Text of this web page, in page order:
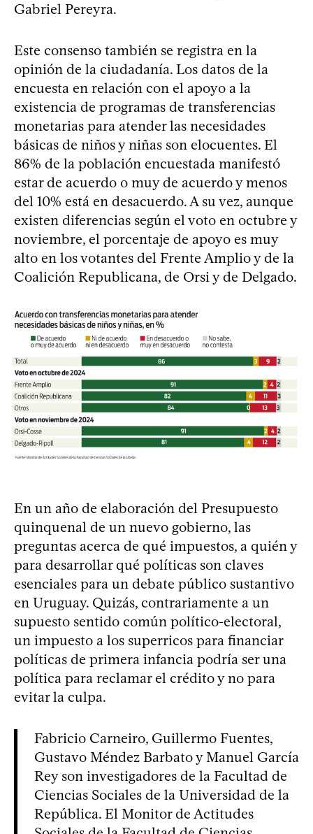
Gabriel Pereyra.
Este consenso también se registra en la
opinión de la ciudadanía. Los datos de la
encuesta en relación con el apoyo a la
existencia de programas de transferencias
monetarias para atender las necesidades
básicas de niños y niñas son elocuentes. El
86% de la población encuestada manifestó
estar de acuerdo o muy de acuerdo y menos
del 10% está en desacuerdo. A su vez, aunque
existen diferencias según el voto en octubre y
noviembre, el porcentaje de apoyo es muy
alto en los votantes del Frente Amplio y de la
Coalición Republicana, de Orsi y de Delgado.
En un año de elaboración del Presupuesto
quinquenal de un nuevo gobierno, las
preguntas acerca de qué impuestos, a quién y
para desarrollar qué políticas son claves
esenciales para un debate público sustantivo
en Uruguay. Quizás, contrariamente a un
supuesto sentido común político-electoral,
un impuesto a los superricos para financiar
políticas de primera infancia podría ser una
política para reclamar el crédito y no para
evitar la culpa.
Fabricio Carneiro, Guillermo Fuentes,
Gustavo Méndez Barbato y Manuel García
Rey son investigadores de la Facultad de
Ciencias Sociales de la Universidad de la
República. El Monitor de Actitudes